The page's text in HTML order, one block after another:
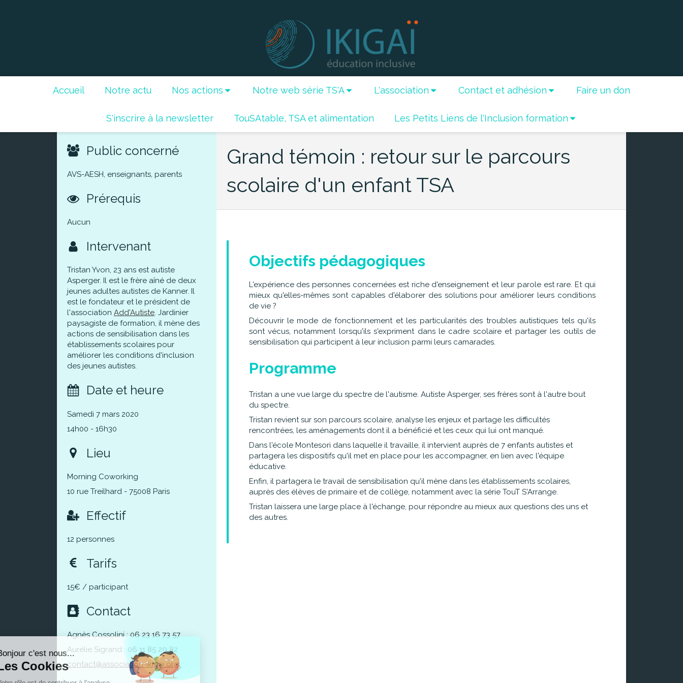
Accueil Notre actu Nos actions Notre web série TS'A L'association Contact et adhésion Faire un don
S'inscrire à la newsletter TouSAtable, TSA et alimentation Les Petits Liens de l'Inclusion formation
Grand témoin : retour sur le parcours
scolaire d'un enfant TSA
Objectifs pédagogiques
L'expérience des personnes concernées est riche d'enseignement et leur parole est rare. Et qui
mieux qu'elles-mêmes sont capables d'élaborer des solutions pour améliorer leurs conditions
de vie ?
Découvrir le mode de fonctionnement et les particularités des troubles autistiques tels qu'ils
sont vécus, notamment lorsqu'ils s'expriment dans le cadre scolaire et partager les outils de
sensibilisation qui participent à leur inclusion parmi leurs camarades.
Programme
Tristan a une vue large du spectre de l'autisme. Autiste Asperger, ses frères sont à l'autre bout
du spectre.
Tristan revient sur son parcours scolaire, analyse les enjeux et partage les difficultés
rencontrées, les aménagements dont il a bénéficié et les ceux qui lui ont manqué.
Dans l'école Montesori dans laquelle il travaille, il intervient auprès de 7 enfants autistes et
partagera les dispositifs qu'il met en place pour les accompagner, en lien avec l'équipe
éducative.
Enfin, il partagera le travail de sensibilisation qu'il mène dans les établissements scolaires,
auprès des élèves de primaire et de collège, notamment avec la série TouT S'Arrange.
Tristan laissera une large place à l'échange, pour répondre au mieux aux questions des uns et
des autres.
Public concerné
AVS-AESH, enseignants, parents
Prérequis
Aucun
Intervenant
Tristan Yvon, 23 ans est autiste
Asperger. Il est le frère aîné de deux
jeunes adultes autistes de Kanner. Il
est le fondateur et le président de
l'association Add'Autiste. Jardinier
paysagiste de formation, il mène des
actions de sensibilisation dans les
établissements scolaires pour
améliorer les conditions d'inclusion
des jeunes autistes.
Date et heure
Samedi 7 mars 2020
14h00 - 16h30
Lieu
Morning Coworking
10 rue Treilhard - 75008 Paris
Effectif
12 personnes
Tarifs
15€ / participant
Contact
Agnès Cossolini : 06 23 16 73 57
Aurélie Sigrand : 06 11 85 29 82
contact@association-ikigai.org